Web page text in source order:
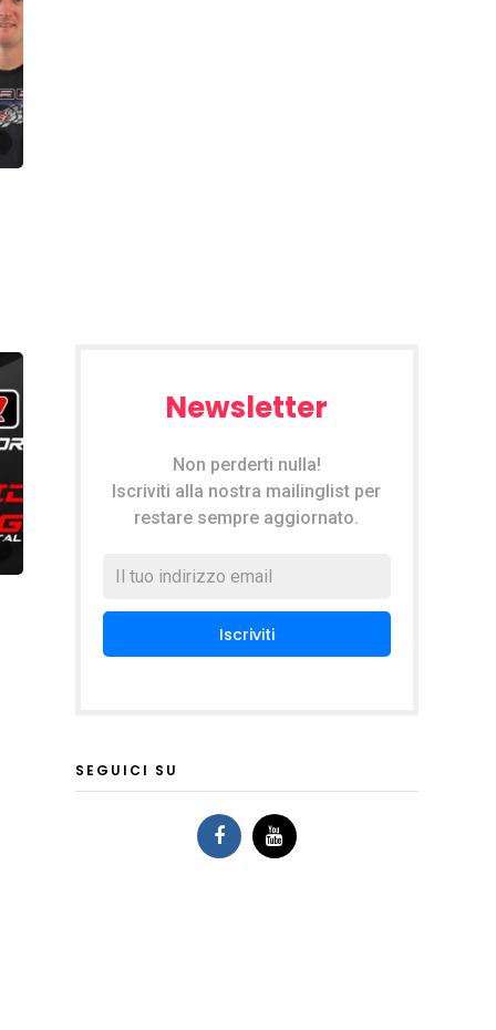
Newsletter
Non perderti nulla!
Iscriviti alla nostra mailinglist per
restare sempre aggiornato.
SEGUICI SU